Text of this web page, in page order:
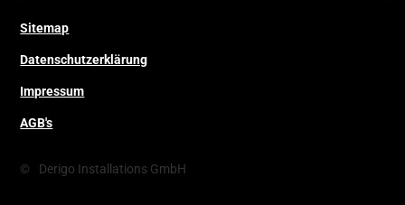
Sitemap
Datenschutzerklärung
Impressum
AGB's
© Derigo Installations GmbH